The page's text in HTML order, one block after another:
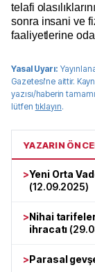
telafi
sonra insani ve
faaliyetlerine
Yasal Uyarı:
Gazetesi'ne aittir.
yazısı/haberin
lütfen tıklayın.
YAZARIN
>Yeni Orta
(12.09.2025)
>Nihai
ihracatı (
>Parasal